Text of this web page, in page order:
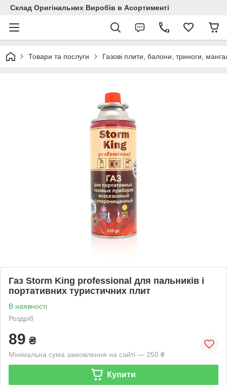
Склад Оригінальних Виробів в Асортименті
Товари та послуги Газові плити, балони, триноги,
Газ Storm King professional для пальників і
портативних туристичних плит
В наявності
Роздріб
89 ₴
Мінімальна сума замовлення на сайті — 250 ₴
Купити